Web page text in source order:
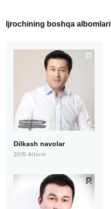
Ijrochining boshqa albomlari
Dilkash navolar
2015 Albom